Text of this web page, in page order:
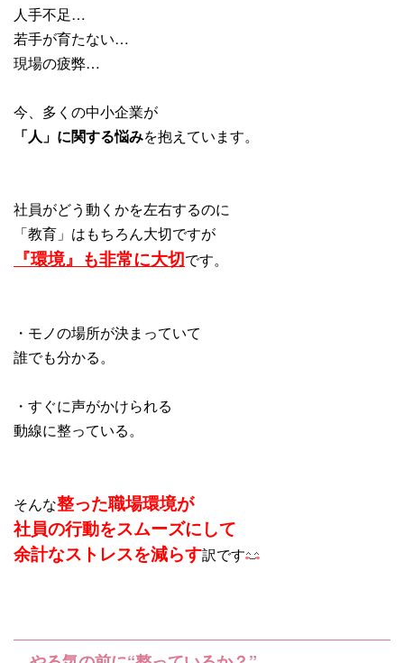
人手不足…
若手が育たない…
現場の疲弊…
今、多くの中小企業が
「人」に関する悩みを抱えています。
社員がどう動くかを左右するのに
「教育」はもちろん大切ですが
『環境』も非常に大切です。
・モノの場所が決まっていて
誰でも分かる。
・すぐに声がかけられる
動線に整っている。
そんな整った職場環境が
社員の行動をスムーズにして
余計なストレスを減らす訳です